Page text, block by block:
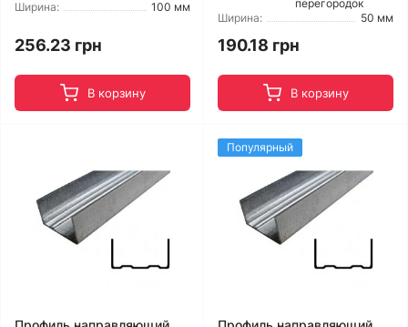
Ширина:
100 мм
256.23 грн
В корзину
перегородок
Ширина:
50 мм
190.18 грн
В корзину
Популярный